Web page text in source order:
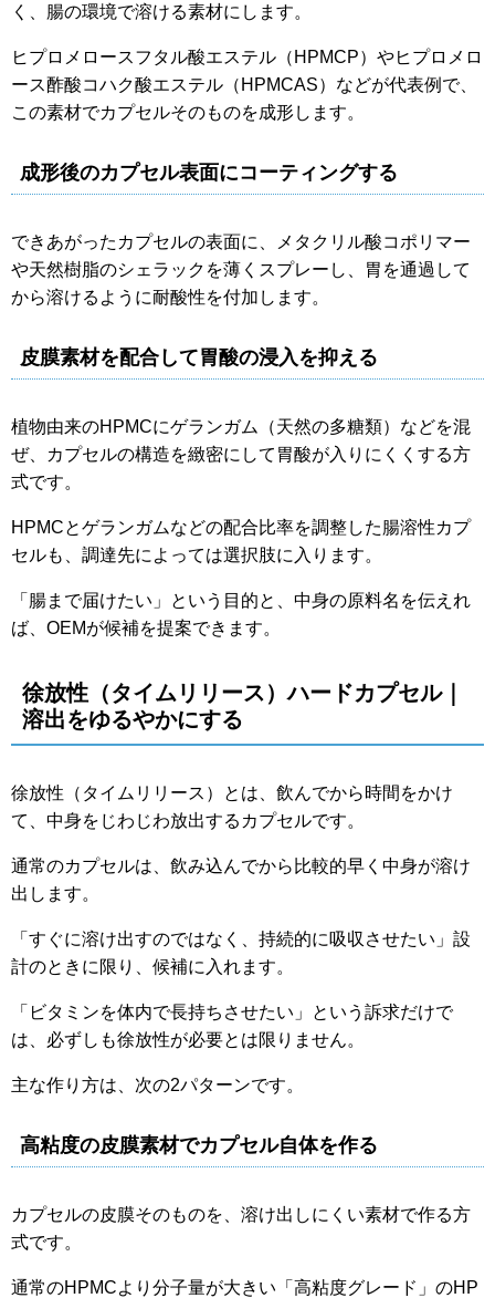
く、腸の環境で溶ける素材にします。
ヒプロメロースフタル酸エステル（HPMCP）やヒプロメロ
ース酢酸コハク酸エステル（HPMCAS）などが代表例で、
この素材でカプセルそのものを成形します。
成形後のカプセル表面にコーティングする
できあがったカプセルの表面に、メタクリル酸コポリマー
や天然樹脂のシェラックを薄くスプレーし、胃を通過して
から溶けるように耐酸性を付加します。
皮膜素材を配合して胃酸の浸入を抑える
植物由来のHPMCにゲランガム（天然の多糖類）などを混
ぜ、カプセルの構造を緻密にして胃酸が入りにくくする方
式です。
HPMCとゲランガムなどの配合比率を調整した腸溶性カプ
セルも、調達先によっては選択肢に入ります。
「腸まで届けたい」という目的と、中身の原料名を伝えれ
ば、OEMが候補を提案できます。
徐放性（タイムリリース）ハードカプセル｜
溶出をゆるやかにする
徐放性（タイムリリース）とは、飲んでから時間をかけ
て、中身をじわじわ放出するカプセルです。
通常のカプセルは、飲み込んでから比較的早く中身が溶け
出します。
「すぐに溶け出すのではなく、持続的に吸収させたい」設
計のときに限り、候補に入れます。
「ビタミンを体内で長持ちさせたい」という訴求だけで
は、必ずしも徐放性が必要とは限りません。
主な作り方は、次の2パターンです。
高粘度の皮膜素材でカプセル自体を作る
カプセルの皮膜そのものを、溶け出しにくい素材で作る方
式です。
通常のHPMCより分子量が大きい「高粘度グレード」のHP